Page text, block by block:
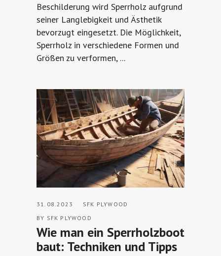
Beschilderung wird Sperrholz aufgrund
seiner Langlebigkeit und Ästhetik
bevorzugt eingesetzt. Die Möglichkeit,
Sperrholz in verschiedene Formen und
Größen zu verformen,
31.08.2023
SFK PLYWOOD
BY SFK PLYWOOD
Wie man ein Sperrholzboot
baut: Techniken und Tipps